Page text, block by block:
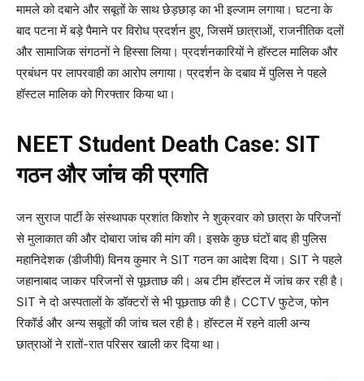
मामले को दबाने और सबूतों के साथ छेड़छाड़ का भी इल्जाम लगाया। घटना के
बाद पटना में बड़े पैमाने पर विरोध प्रदर्शन हुए, जिसमें छात्राओं, राजनीतिक दलों
और सामाजिक संगठनों ने हिस्सा लिया। प्रदर्शनकारियों ने हॉस्टल मालिक और
प्रबंधन पर लापरवाही का आरोप लगाया। प्रदर्शन के दबाव में पुलिस ने पहले
हॉस्टल मालिक को गिरफ्तार किया था।
NEET Student Death Case: SIT
गठन और जांच की प्रगति
जन सुराज पार्टी के संस्थापक प्रशांत किशोर ने शुक्रवार को छात्रा के परिजनों
से मुलाकात की और दोबारा जांच की मांग की। इसके कुछ घंटों बाद ही पुलिस
महानिदेशक (डीजीपी) विनय कुमार ने SIT गठन का आदेश दिया। SIT ने पहले
जहानाबाद जाकर परिजनों से पूछताछ की। अब टीम हॉस्टल में जांच कर रही है।
SIT ने दो अस्पतालों के डॉक्टरों से भी पूछताछ की है। CCTV फुटेज, फोन
रिकॉर्ड और अन्य सबूतों की जांच चल रही है। हॉस्टल में रहने वाली अन्य
छात्राओं ने रातों-रात परिसर खाली कर दिया था।